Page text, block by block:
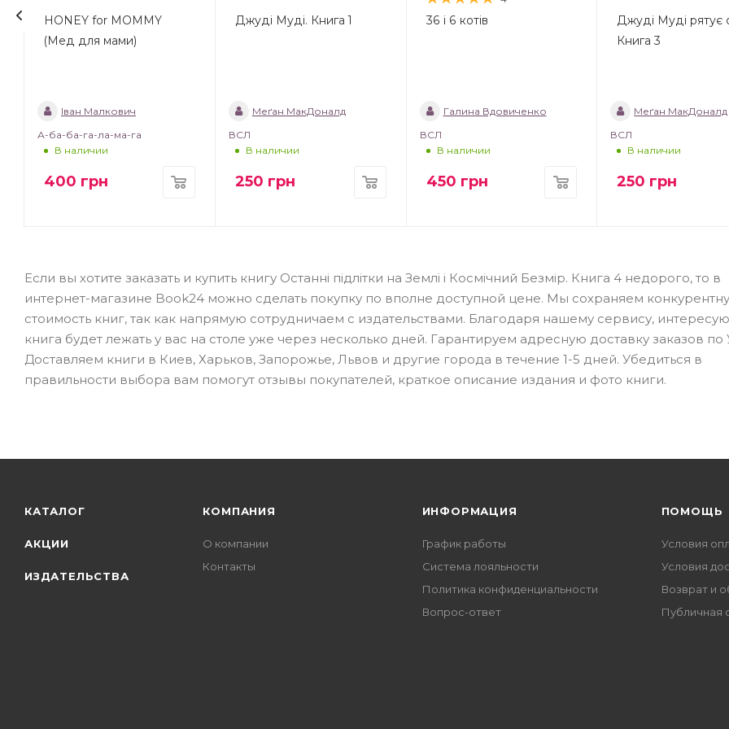
HONEY for MOMMY
(Мед для мами)
Іван Малкович
А-ба-ба-га-ла-ма-га
В наличии
400 грн
Джуді Муді. Книга 1
Меґан МакДоналд
ВСЛ
В наличии
250 грн
36 і 6 котів
Галина Вдовиченко
ВСЛ
В наличии
450 грн
Джуді Муді рятує
Книга 3
Меґан МакДоналд
ВСЛ
В наличии
250 грн
Если вы хотите заказать и купить книгу Останні підлітки на Землі і Космічний Безмір. Книга 4 недорого, то в
интернет-магазине Book24 можно сделать покупку по вполне доступной цене. Мы сохраняем
стоимость книг, так как напрямую сотрудничаем с издательствами. Благодаря нашему сервису,
книга будет лежать у вас на столе уже через несколько дней. Гарантируем адресную доставку заказов по
Доставляем книги в Киев, Харьков, Запорожье, Львов и другие города в течение 1-5 дней. Убедиться в
правильности выбора вам помогут отзывы покупателей, краткое описание издания и фото книги.
КАТАЛОГ
АКЦИИ
ИЗДАТЕЛЬСТВА
КОМПАНИЯ
О компании
Контакты
ИНФОРМАЦИЯ
График работы
Система лояльности
Политика конфиденциальности
Вопрос-ответ
ПОМОЩЬ
Условия
Условия
Возврат и
Публичная